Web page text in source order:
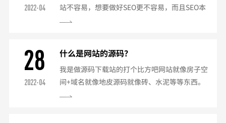
念；销售型的作用很明显，但很多公司过高估计
了当时网络的力量，在遭受失败的重创之后，反
2022-04
站不容易，想要做好SEO更不容易，而且SEO本
就是一个慢工出精品的活，所以站长们在运营网
那么要先弄清楚网站的权重到底是什么？权重是
指网站在搜索引擎（SE）中的重要性，权威性；
搜索引擎（SE）给一个网站的一种待遇，英文即
为PageStrength。但是大家要区别对待网站权...
28
2022-04
什么是网站的源码？
我是做源码下载站的打个比方吧网站就像房子空
间+域名就像地皮源码就像砖、水泥等等东西。
源码其实是内核要做漂亮的网站还得有符合源码